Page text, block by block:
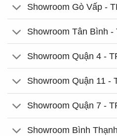
Showroom Gò Vấp -
Showroom Tân Bình -
Showroom Quận 4 -
Showroom Quận 11 -
Showroom Quận 7 -
Showroom Bình